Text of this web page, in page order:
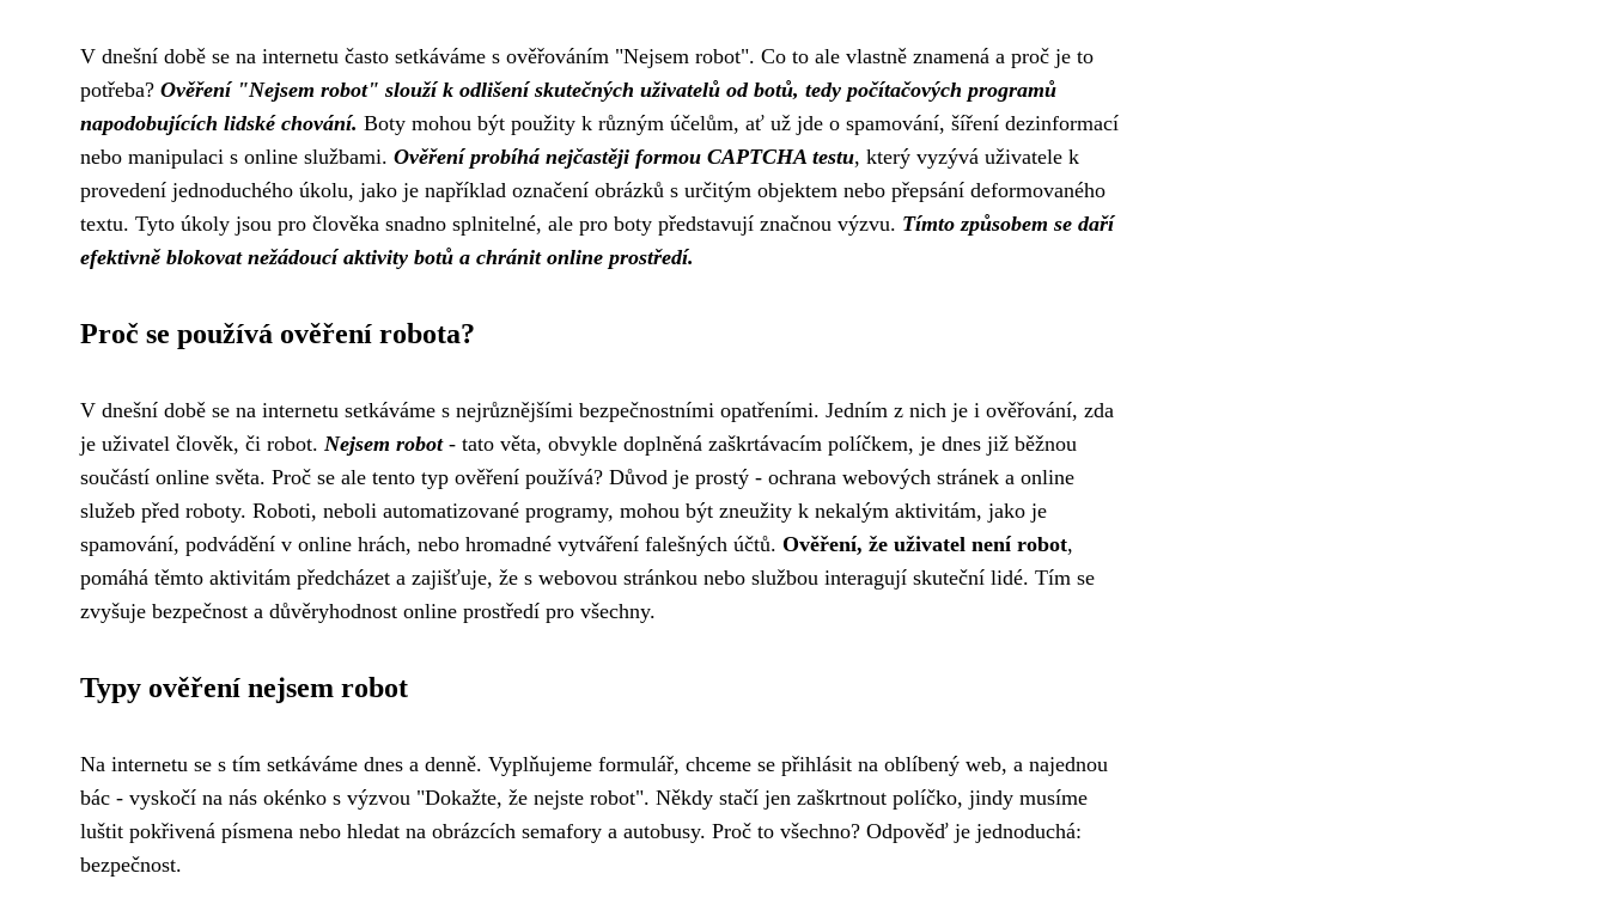
V dnešní době se na internetu často setkáváme s ověřováním "Nejsem robot". Co to ale vlastně znamená a proč je to
potřeba? Ověření "Nejsem robot" slouží k odlišení skutečných uživatelů od botů, tedy počítačových programů
napodobujících lidské chování. Boty mohou být použity k různým účelům, ať už jde o spamování, šíření dezinformací
nebo manipulaci s online službami. Ověření probíhá nejčastěji formou CAPTCHA testu, který vyzývá uživatele k
provedení jednoduchého úkolu, jako je například označení obrázků s určitým objektem nebo přepsání deformovaného
textu. Tyto úkoly jsou pro člověka snadno splnitelné, ale pro boty představují značnou výzvu. Tímto způsobem se daří
efektivně blokovat nežádoucí aktivity botů a chránit online prostředí.
Proč se používá ověření robota?
V dnešní době se na internetu setkáváme s nejrůznějšími bezpečnostními opatřeními. Jedním z nich je i ověřování, zda
je uživatel člověk, či robot. Nejsem robot- tato věta, obvykle doplněná zaškrtávacím políčkem, je dnes již běžnou
součástí online světa. Proč se ale tento typ ověření používá? Důvod je prostý - ochrana webových stránek a online
služeb před roboty. Roboti, neboli automatizované programy, mohou být zneužity k nekalým aktivitám, jako je
spamování, podvádění v online hrách, nebo hromadné vytváření falešných účtů. Ověření, že uživatel není robot,
pomáhá těmto aktivitám předcházet a zajišťuje, že s webovou stránkou nebo službou interagují skuteční lidé. Tím se
zvyšuje bezpečnost a důvěryhodnost online prostředí pro všechny.
Typy ověření nejsem robot
Na internetu se s tím setkáváme dnes a denně. Vyplňujeme formulář, chceme se přihlásit na oblíbený web, a najednou
bác - vyskočí na nás okénko s výzvou "Dokažte, že nejste robot". Někdy stačí jen zaškrtnout políčko, jindy musíme
luštit pokřivená písmena nebo hledat na obrázcích semafory a autobusy. Proč to všechno? Odpověď je jednoduchá:
bezpečnost.